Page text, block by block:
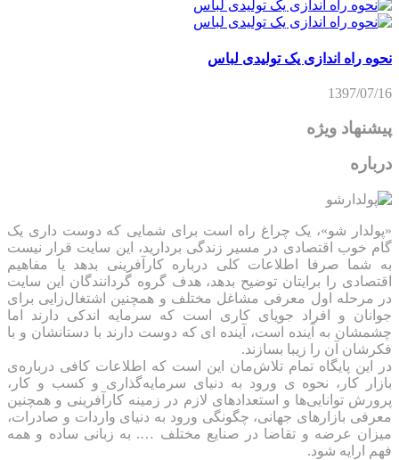
نحوه راه اندازی یک تولیدی لباس
1397/07/16
پیشنهاد ویژه
درباره
«پولدار شو»، یک چراغ راه است برای شمایی که دوست داری یک
گام خوب اقتصادی در مسیر زندگی بردارید، این سایت قرار نیست
به شما صرفا اطلاعات کلی درباره کارآفرینی بدهد یا مفاهیم
اقتصادی را برایتان توضیح بدهد، هدف گروه گردانندگان این سایت
در مرحله اول معرفی مشاغل مختلف و همچنین اشتغال‌زایی برای
جوانان و افراد جویای کاری است که سرمایه اندکی دارند اما
چشمشان به آینده است، آینده ای که دوست دارند با دستانشان و با
فکرشان آن را زیبا بسازند.
در این پایگاه تمام تلاش‌مان این است که ‌اطلاعات کافی درباره‌ی
بازار کار، نحوه ی ورود به دنیای سرمایه‌گذاری و کسب و کار،
پرورش توانایی‌ها و استعدادهای لازم در زمینه کارآفرینی و همچنین
معرفی بازارهای جهانی، چگونگی ورود به دنیای واردات و صادرات،
میزان عرضه و تقاضا در صنایع مختلف …. به زبانی ساده و همه
فهم ارایه شود.